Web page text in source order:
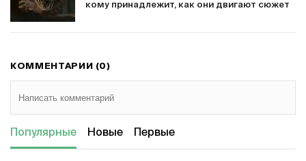
кому принадлежит, как они двигают сюжет
КОММЕНТАРИИ (0)
Популярные Новые Первые